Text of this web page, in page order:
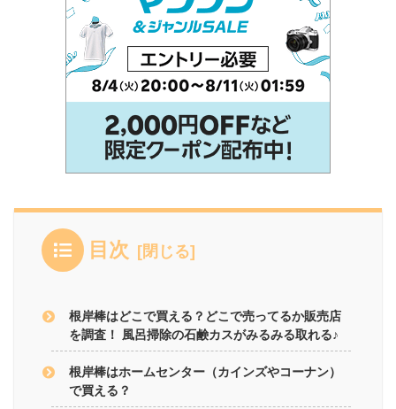
目次
根岸棒はどこで買える？どこで売ってるか販売店
を調査！ 風呂掃除の石鹸カスがみるみる取れる♪
根岸棒はホームセンター（カインズやコーナン）
で買える？